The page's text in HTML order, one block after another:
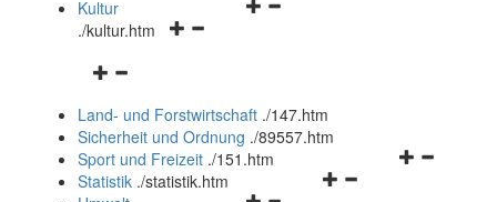
Navigationsmenü
Navigationsmenü
Kultur
./kultur.htm
Navigationsmenü
und
schließen
Land- und Forstwirtschaft ./147.htm
Sicherheit und Ordnung ./89557.htm
Navigationsmenü
Sport und Freizeit ./151.htm
Statistik ./statistik.htm